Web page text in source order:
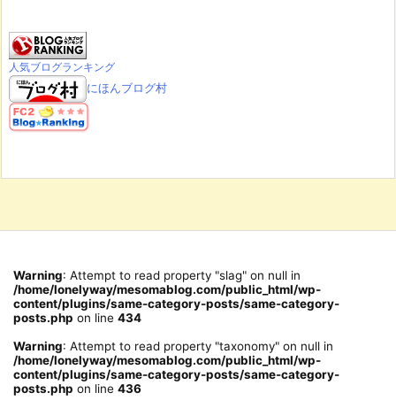
人気ブログランキング
にほんブログ村
Warning: Attempt to read property "slag" on null in
/home/lonelyway/mesomablog.com/public_html/wp-
content/plugins/same-category-posts/same-category-
posts.php on line 434
Warning: Attempt to read property "taxonomy" on null in
/home/lonelyway/mesomablog.com/public_html/wp-
content/plugins/same-category-posts/same-category-
posts.php on line 436